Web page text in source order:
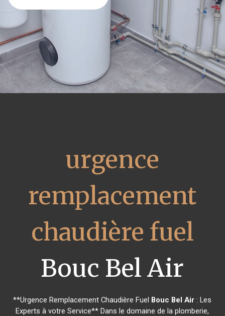
urgence
remplacement
chaudière fuel
Bouc Bel Air
**Urgence Remplacement Chaudière Fuel Bouc Bel Air : Les
Experts à votre Service** Dans le domaine de la plomberie,